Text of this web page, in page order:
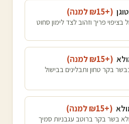
(+₪
15 למנה)
בציפוי פריך וזהוב לצד לימון סחוט
(+₪
15 למנה)
בקר טחון ותבלינים בבישול
(+₪
15 למנה)
בשר בקר ברוטב עגבניות סמיך